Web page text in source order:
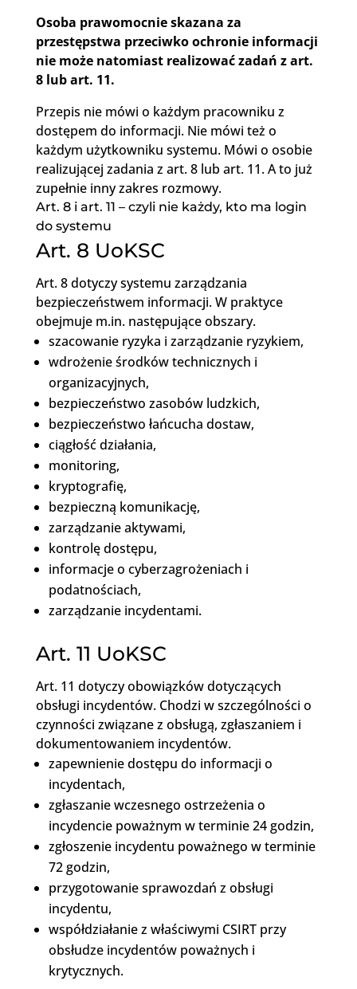
Osoba prawomocnie skazana za
przestępstwa przeciwko ochronie informacji
nie może natomiast realizować zadań z art.
8 lub art. 11.
Przepis nie mówi o każdym pracowniku z
dostępem do informacji. Nie mówi też o
każdym użytkowniku systemu. Mówi o osobie
realizującej zadania z art. 8 lub art. 11. A to już
zupełnie inny zakres rozmowy.
Art. 8 i art. 11 – czyli nie każdy, kto ma login
do systemu
Art. 8 UoKSC
Art. 8 dotyczy systemu zarządzania
bezpieczeństwem informacji. W praktyce
obejmuje m.in. następujące obszary.
szacowanie ryzyka i zarządzanie ryzykiem,
wdrożenie środków technicznych i
organizacyjnych,
bezpieczeństwo zasobów ludzkich,
bezpieczeństwo łańcucha dostaw,
ciągłość działania,
monitoring,
kryptografię,
bezpieczną komunikację,
zarządzanie aktywami,
kontrolę dostępu,
informacje o cyberzagrożeniach i
podatnościach,
zarządzanie incydentami.
Art. 11 UoKSC
Art. 11 dotyczy obowiązków dotyczących
obsługi incydentów. Chodzi w szczególności o
czynności związane z obsługą, zgłaszaniem i
dokumentowaniem incydentów.
zapewnienie dostępu do informacji o
incydentach,
zgłaszanie wczesnego ostrzeżenia o
incydencie poważnym w terminie 24 godzin,
zgłoszenie incydentu poważnego w terminie
72 godzin,
przygotowanie sprawozdań z obsługi
incydentu,
współdziałanie z właściwymi CSIRT przy
obsłudze incydentów poważnych i
krytycznych.